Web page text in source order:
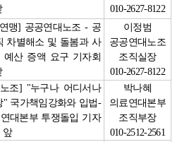
010-2627-8122
맹] 공공연대노조- 공
차별해소 및 돌봄과 사
예산 증액 요구 기자회
이정범
공공연대노조
조직실장
010-2627-8122
조] "누구나 어디서나
" 국가책임강화와 입법-
대본부 투쟁돌입 기자
앞
박나혜
의료연대본부
조직부장
010-2512-2561